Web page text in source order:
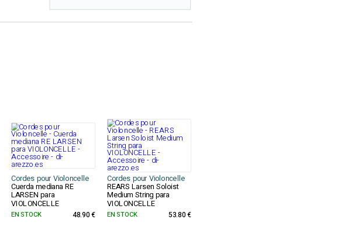
Cordes pour Violoncelle Cordes pour Violoncelle
Cuerda mediana RE
LARSEN para
VIOLONCELLE
REARS Larsen Soloist
Medium String para
VIOLONCELLE
EN STOCK 48.90 € EN STOCK 53.80 €